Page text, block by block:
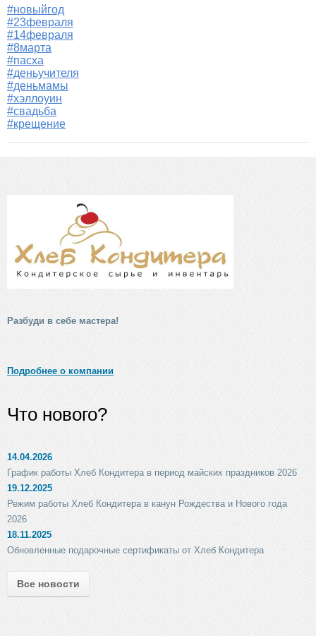
#новыйгод
#23февраля
#14февраля
#8марта
#пасха
#деньучителя
#деньмамы
#хэллоуин
#свадьба
#крещение
Разбуди в себе мастера!
Подробнее о компании
Что нового?
14.04.2026
График работы Хлеб Кондитера в период майских праздников 2026
19.12.2025
Режим работы Хлеб Кондитера в канун Рождества и Нового года
2026
18.11.2025
Обновленные подарочные сертификаты от Хлеб Кондитера
Все новости